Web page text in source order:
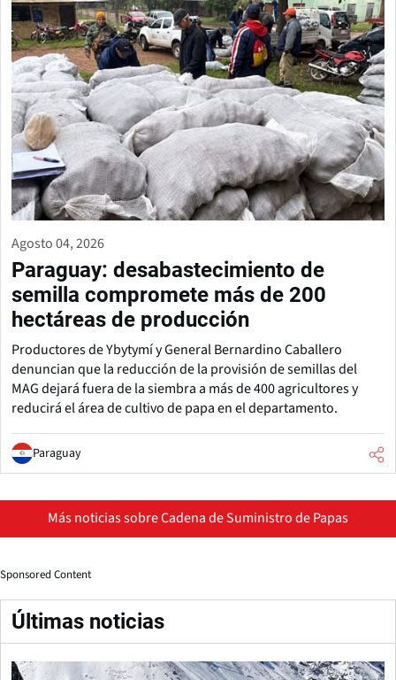
Agosto 04, 2026
Paraguay: desabastecimiento de
semilla compromete más de 200
hectáreas de producción
Productores de Ybytymí y General Bernardino Caballero
denuncian que la reducción de la provisión de semillas del
MAG dejará fuera de la siembra a más de 400 agricultores y
reducirá el área de cultivo de papa en el departamento.
Paraguay
Más noticias sobre Cadena de Suministro de Papas
Sponsored Content
Últimas noticias